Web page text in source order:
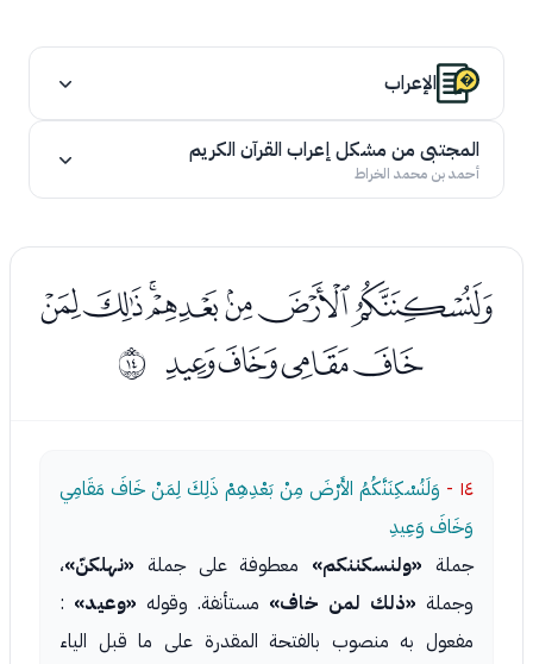
الإعراب
المجتبى من مشكل إعراب القرآن الكريم
أحمد بن محمد الخراط
ﮗﮘﮙﮚﮛﮜﮝ
ﮞﮟﮠﮡ ﰍ
١٤ -
وَلَنُسْكِنَنَّكُمُ الأَرْضَ مِنْ بَعْدِهِمْ ذَلِكَ لِمَنْ خَافَ مَقَامِي
وَخَافَ وَعِيدِ
جملة «ولنسكننكم» معطوفة على جملة «نهلكنّ»،
وجملة «ذلك لمن خاف» مستأنفة. وقوله «وعيد» :
مفعول به منصوب بالفتحة المقدرة على ما قبل الياء